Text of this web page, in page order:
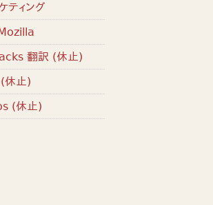
ティング
翻訳 (休止)
休止)
(休止)